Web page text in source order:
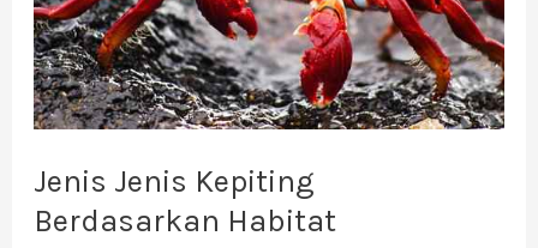
Jenis Jenis Kepiting
Berdasarkan Habitat